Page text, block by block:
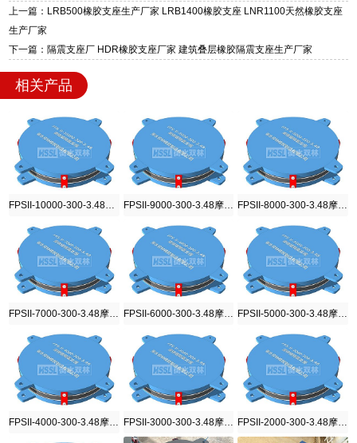
质、检测报告完备，提供选型、深化、供货、安
迎宾大街 9 号，厂家电话：13323182312。
上一篇：LRB500橡胶支座生产厂家 LRB1400橡胶支座 LNR1100天然橡胶支座
生产厂家
下一篇：隔震支座厂 HDR橡胶支座厂家 建筑叠层橡胶隔震支座生产厂家
相关产品
FPSII-9000-300-3.48摩擦摆隔震支座
FPSII-6000-300-3.48摩擦摆隔震支座
FPSII-3000-300-3.48摩擦摆隔震支座